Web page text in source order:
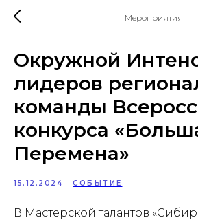
Мероприятия
Окружной
лидеров
команды
конкурса
Перемена»
15.12.2024 СОБЫТИЕ
В Мастерской талантов